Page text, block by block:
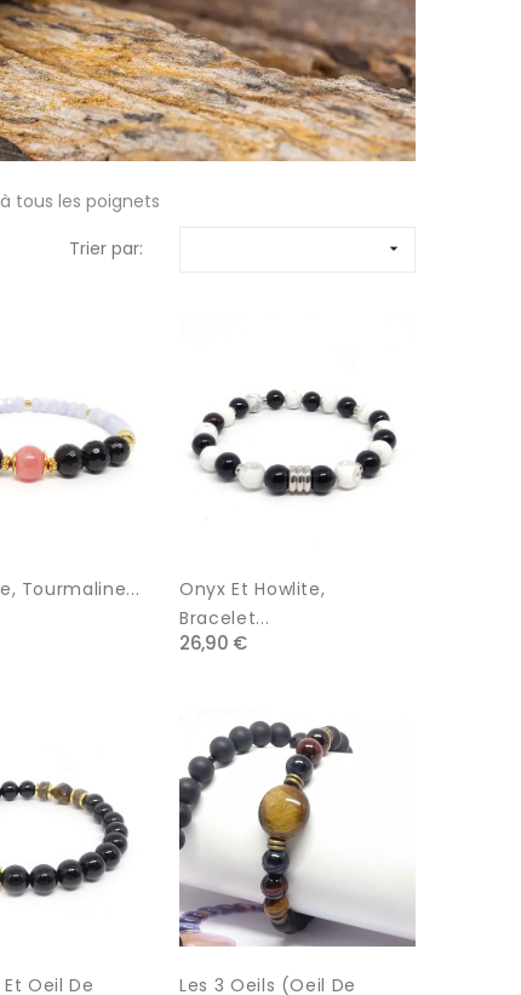
tous les poignets
Trier par:

Tourmaline...
Onyx Et Howlite,
Bracelet...
26,90 €
Oeil De
Les 3 Oeils (oeil De